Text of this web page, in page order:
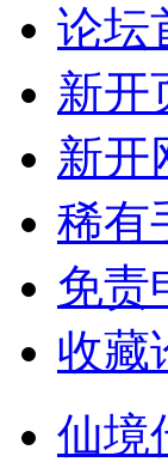
论坛
新开
新开
稀有
免责
收藏
仙境